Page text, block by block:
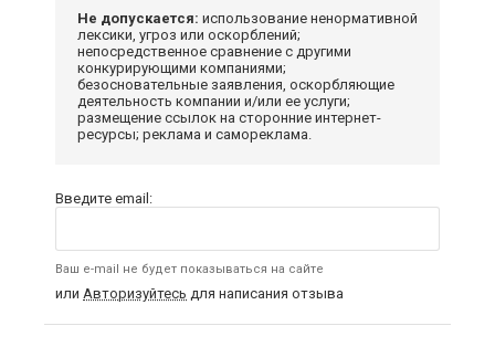
Не допускается: использование ненормативной
лексики, угроз или оскорблений;
непосредственное сравнение с другими
конкурирующими компаниями;
безосновательные заявления, оскорбляющие
деятельность компании и/или ее услуги;
размещение ссылок на сторонние интернет-
ресурсы; реклама и самореклама.
Введите email:
Ваш e-mail не будет показываться на сайте
или Авторизуйтесь для написания отзыва